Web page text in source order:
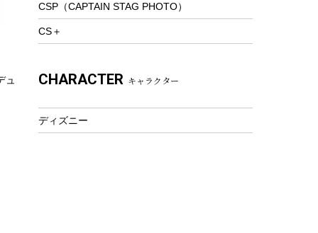
ュ
ウェルネス
フィットネス
アクセサリー
CSP（CAPTAIN STAG PHOTO）
CS＋
CHARACTER キャラクター
ディズニー